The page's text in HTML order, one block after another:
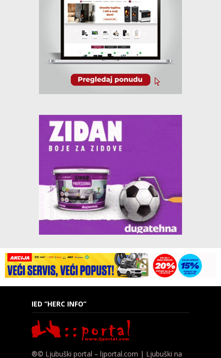
IED “HERC INFO”
®© Ljubuški portal – ljportal.com | Ljubuški na